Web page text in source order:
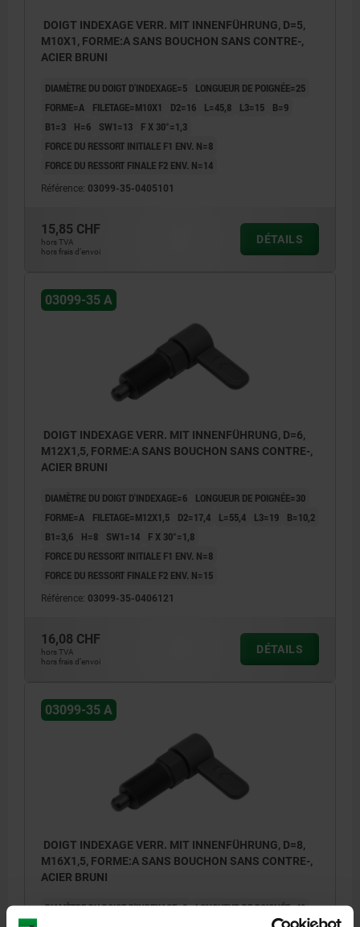
DOIGT INDEXAGE VERR. MIT INNENFÜHRUNG, D=5,
M10X1, FORME:A SANS BOUCHON SANS CONTRE-,
ACIER BRUNI
DIAMÈTRE DU DOIGT D'INDEXAGE=5
LONGUEUR DE POIGNÉE=25
FORME=A
FILETAGE=M10X1 D2=16 L=45,8 L3=15
B=9
B1=3
H=6 SW1=13
F X 30°=1,3
FORCE DU RESSORT INITIALE F1 ENV. N=8
FORCE DU RESSORT FINALE F2 ENV. N=14
Référence: 03099-35-0405101
15,85 CHF
hors TVA
hors frais d’envoi
DÉTAILS
03099-35 A
DOIGT INDEXAGE VERR. MIT INNENFÜHRUNG, D=6,
M12X1,5, FORME:A SANS BOUCHON SANS CONTRE-,
ACIER BRUNI
DIAMÈTRE DU DOIGT D'INDEXAGE=6
LONGUEUR DE POIGNÉE=30
FORME=A
FILETAGE=M12X1,5 D2=17,4 L=55,4 L3=19
B=10,2
B1=3,6
H=8 SW1=14
F X 30°=1,8
FORCE DU RESSORT INITIALE F1 ENV. N=8
FORCE DU RESSORT FINALE F2 ENV. N=15
Référence: 03099-35-0406121
16,08 CHF
hors TVA
hors frais d’envoi
DÉTAILS
03099-35 A
DOIGT INDEXAGE VERR. MIT INNENFÜHRUNG, D=8,
M16X1,5, FORME:A SANS BOUCHON SANS CONTRE-,
ACIER BRUNI
DIAMÈTRE DU DOIGT D'INDEXAGE=8 LONGUEUR DE POIGNÉE=40